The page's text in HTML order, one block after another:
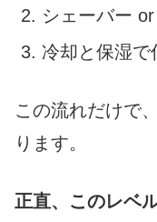
シェーバー
冷却と保湿で
この流れだけで
ります。
正直、このレベ